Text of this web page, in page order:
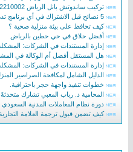
تركيب ساندوتش بانل الرياض 0502210002 تركيي أسمنت بورد الرياض غرف وملاحق وممرات ساندوتش بانل
5 نصائح قبل الاشتراك في أي برنامج تدريبي عبر الإنترنت
كيف تحافظ على بيئة منزلية صحية ؟
أفضل حلاق في حي حطين بالرياض
إدارة المستندات في الشركات:
هل المستقل أفضل أم الوكالة في
إدارة المستندات في الشركات:
الدليل الشامل لمكافحة الصراصير
خطوات تنفيذ واجهة حجر باحترافية.
المحامية د. رباب المعبي تشارك
دورة نظام المعاملات المدنية
كيف تضمن قبول ترجمة العلامة